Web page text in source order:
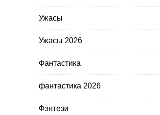
Ужасы
Ужасы 2026
Фантастика
фантастика 2026
Фэнтези